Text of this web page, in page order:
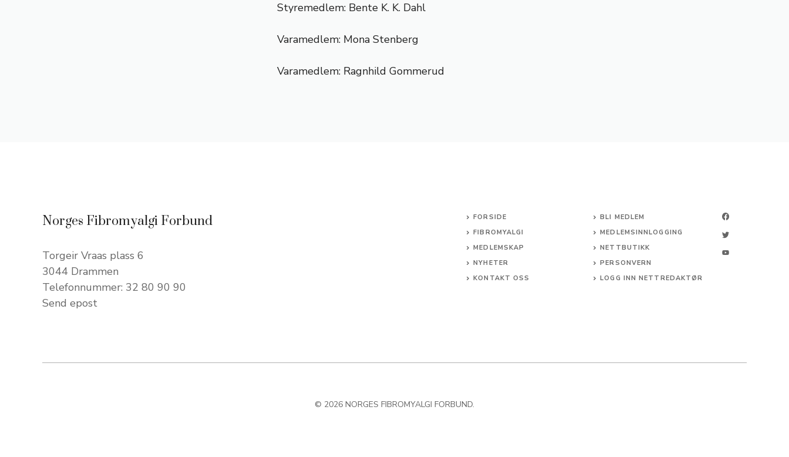
Styremedlem: Bente K. K. Dahl
Varamedlem: Mona Stenberg
Varamedlem: Ragnhild Gommerud
Norges Fibromyalgi Forbund
Torgeir Vraas plass 6
3044 Drammen
Telefonnummer: 32 80 90 90
Send epost
FORSIDE
FIBROMYALGI
MEDLEMSKAP
NYHETER
KONTAKT OSS
BLI MEDLEM
MEDLEMSINNLOGGING
NETTBUTIKK
PERSONVERN
LOGG INN NETTREDAKTØR
© 2026 NORGES FIBROMYALGI FORBUND.